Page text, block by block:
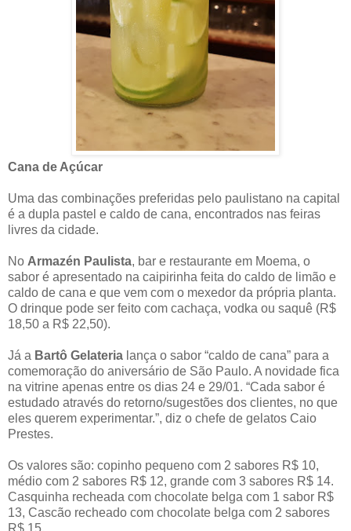
Cana de Açúcar
Uma das combinações preferidas pelo paulistano na capital
é a dupla pastel e caldo de cana, encontrados nas feiras
livres da cidade.
No Armazén Paulista, bar e restaurante em Moema, o
sabor é apresentado na caipirinha feita do caldo de limão e
caldo de cana e que vem com o mexedor da própria planta.
O drinque pode ser feito com cachaça, vodka ou saquê (R$
18,50 a R$ 22,50).
Já a Bartô Gelateria lança o sabor “caldo de cana” para a
comemoração do aniversário de São Paulo. A novidade fica
na vitrine apenas entre os dias 24 e 29/01. “Cada sabor é
estudado através do retorno/sugestões dos clientes, no que
eles querem experimentar.”, diz o chefe de gelatos Caio
Prestes.
Os valores são: copinho pequeno com 2 sabores R$ 10,
médio com 2 sabores R$ 12, grande com 3 sabores R$ 14.
Casquinha recheada com chocolate belga com 1 sabor R$
13, Cascão recheado com chocolate belga com 2 sabores